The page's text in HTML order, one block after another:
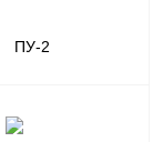
ПУ-2